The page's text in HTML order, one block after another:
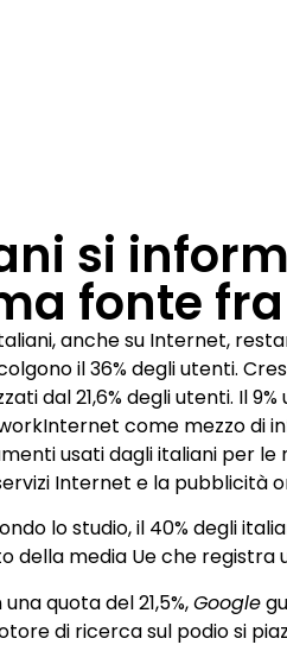
si
fonte
anche su Internet,
il 36% degli utenti.
dal 21,6% degli utenti. Il
come mezzo di
usati dagli italiani per le
Internet e la pubblicità
lo studio, il 40% degli
della media Ue che registra
una quota del 21,5%,Google
di ricerca sul podio si